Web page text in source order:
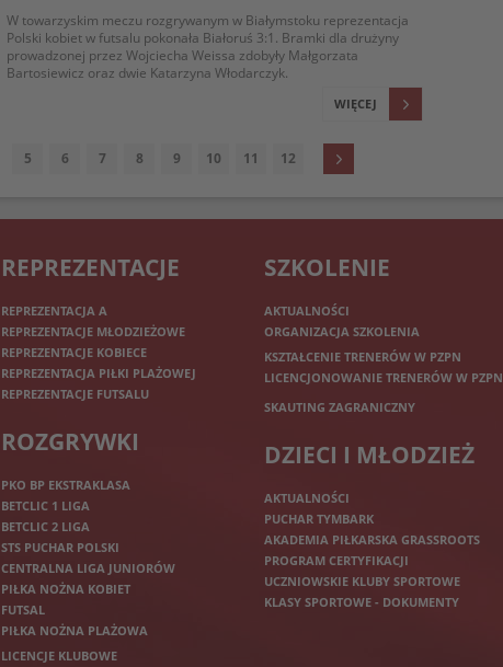
W towarzyskim meczu rozgrywanym w Białymstoku reprezentacja
Polski kobiet w futsalu pokonała Białoruś 3:1. Bramki dla drużyny
prowadzonej przez Wojciecha Weissa zdobyły Małgorzata
Bartosiewicz oraz dwie Katarzyna Włodarczyk.
WIĘCEJ
5 6 7 8 9 10 11 12
REPREZENTACJE
REPREZENTACJA A
REPREZENTACJE MŁODZIEŻOWE
REPREZENTACJE KOBIECE
REPREZENTACJA PIŁKI PLAŻOWEJ
REPREZENTACJE FUTSALU
ROZGRYWKI
PKO BP EKSTRAKLASA
BETCLIC 1 LIGA
BETCLIC 2 LIGA
STS PUCHAR POLSKI
CENTRALNA LIGA JUNIORÓW
PIŁKA NOŻNA KOBIET
FUTSAL
PIŁKA NOŻNA PLAŻOWA
LICENCJE KLUBOWE
SZKOLENIE
AKTUALNOŚCI
ORGANIZACJA SZKOLENIA
KSZTAŁCENIE TRENERÓW W PZPN
LICENCJONOWANIE TRENERÓW W PZPN
SKAUTING ZAGRANICZNY
DZIECI I MŁODZIEŻ
AKTUALNOŚCI
PUCHAR TYMBARK
AKADEMIA PIŁKARSKA GRASSROOTS
PROGRAM CERTYFIKACJI
UCZNIOWSKIE KLUBY SPORTOWE
KLASY SPORTOWE - DOKUMENTY